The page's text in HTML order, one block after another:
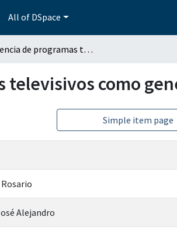
All of DSpace
Influencia de programas televisivos como generadores de violencia en jóvenes
televisivos como
Simple item page
Alejandro